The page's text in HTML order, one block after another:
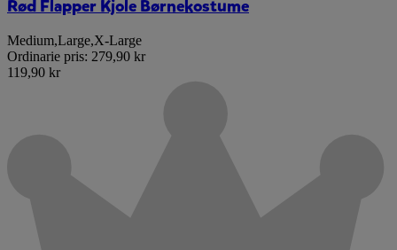
Rød Flapper Kjole Børnekostume
Medium,Large,X-Large
Ordinarie pris: 279,90 kr
119,90 kr